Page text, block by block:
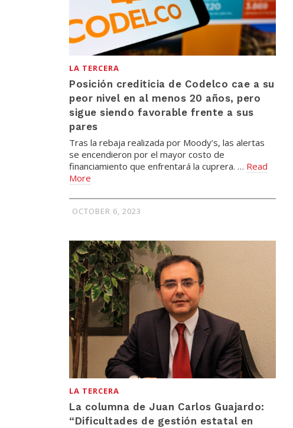
LA TERCERA
Posición crediticia de Codelco cae a su
peor nivel en al menos 20 años, pero
sigue siendo favorable frente a sus
pares
Tras la rebaja realizada por Moody’s, las alertas
se encendieron por el mayor costo de
financiamiento que enfrentará la cuprera. … Read
More
OCTOBER 6, 2023
LA TERCERA
La columna de Juan Carlos Guajardo:
“Dificultades de gestión estatal en